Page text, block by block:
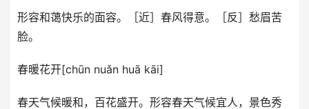
形容和蔼快乐的面容。［近］春风得意。［反］愁眉苦
脸。
春暖花开[chūn nuǎn huā kāi]
春天气候暖和，百花盛开。形容春天气候宜人，景色秀